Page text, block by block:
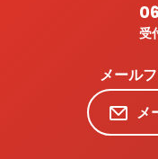
受
メール
メ